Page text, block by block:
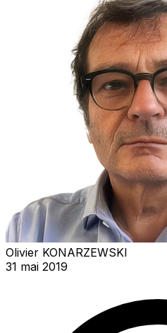
Olivier KONARZEWSKI
31 mai 2019